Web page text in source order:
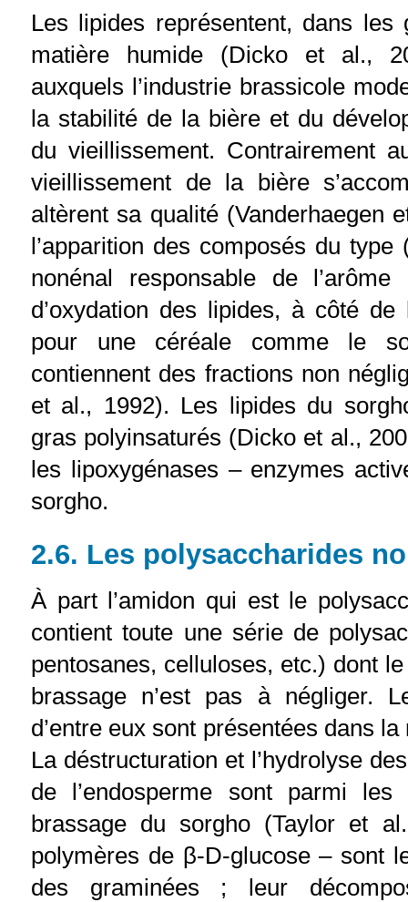
Les lipides représentent, dans
matière humide (Dicko et al.,
auxquels l’industrie brassicole
la stabilité de la bière et du
du vieillissement. Contrairement
vieillissement de la bière
altèrent sa qualité (Vanderhaegen
l’apparition des composés du
nonénal responsable de
d’oxydation des lipides, à côté
pour une céréale comme le
contiennent des fractions non
et al., 1992). Les lipides du
gras polyinsaturés (Dicko et al.,
les lipoxygénases – enzymes
sorgho.
2.6. Les polysaccharides
À part l’amidon qui est le
contient toute une série de
pentosanes, celluloses, etc.) dont
brassage n’est pas à négliger.
d’entre eux sont présentées dans
La déstructuration et l’hydrolyse
de l’endosperme sont parmi
brassage du sorgho (Taylor et
polymères de β-D-glucose – sont
des graminées ; leur